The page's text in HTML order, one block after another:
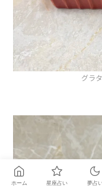
グラ
ホーム 星座占い 夢占